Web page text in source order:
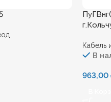
Кабель
В
963,00